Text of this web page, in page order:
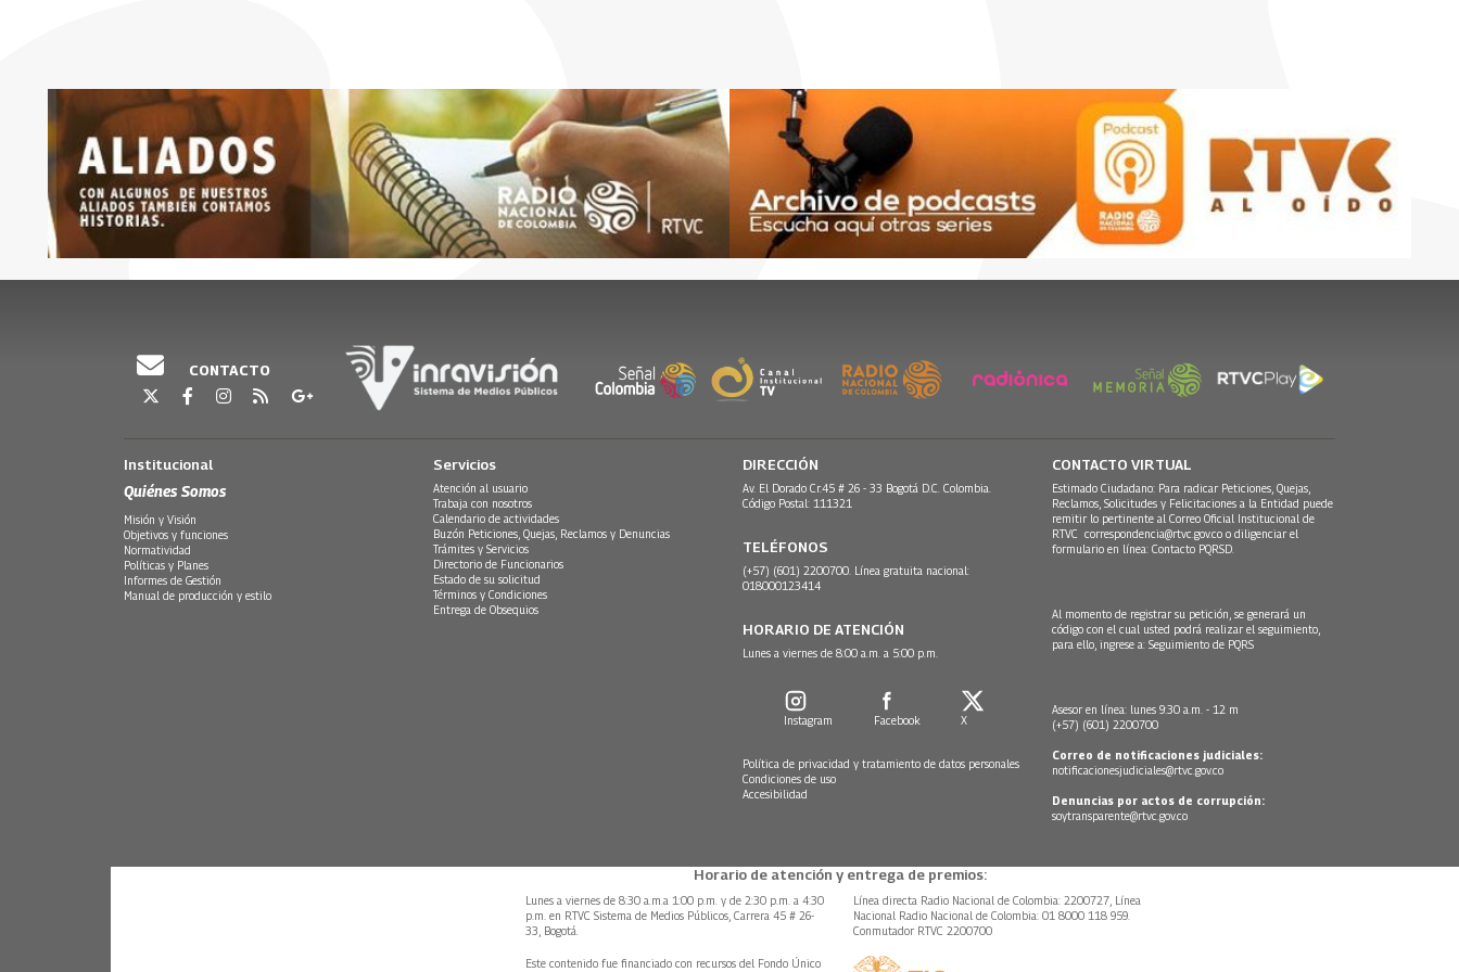
CONTACTO
Institucional
Quiénes Somos
Misión y Visión
Objetivos y funciones
Normatividad
Políticas y Planes
Informes de Gestión
Manual de producción y estilo
Servicios
Atención al usuario
Trabaja con nosotros
Calendario de actividades
Buzón Peticiones, Quejas, Reclamos y Denuncias
Trámites y Servicios
Directorio de Funcionarios
Estado de su solicitud
Términos y Condiciones
Entrega de Obsequios
DIRECCIÓN
Av. El Dorado Cr.45 # 26 - 33 Bogotá D.C. Colombia.
Código Postal: 111321
TELÉFONOS
(+57) (601) 2200700. Línea gratuita nacional:
018000123414
HORARIO DE ATENCIÓN
Lunes a viernes de 8:00 a.m. a 5:00 p.m.
Instagram Facebook X
Política de privacidad y tratamiento de datos personales
Condiciones de uso
Accesibilidad
CONTACTO VIRTUAL
Estimado Ciudadano: Para radicar Peticiones, Quejas,
Reclamos, Solicitudes y Felicitaciones a la Entidad puede
remitir lo pertinente al Correo Oficial Institucional de
RTVC correspondencia@rtvc.gov.co o diligenciar el
formulario en línea: Contacto PQRSD.
Al momento de registrar su petición, se generará un
código con el cual usted podrá realizar el seguimiento,
para ello, ingrese a: Seguimiento de PQRS
Asesor en línea: lunes 9:30 a.m. - 12 m
(+57) (601) 2200700
Correo de notificaciones judiciales:
notificacionesjudiciales@rtvc.gov.co
Denuncias por actos de corrupción:
soytransparente@rtvc.gov.co
Horario de atención y entrega de premios:
Lunes a viernes de 8:30 a.m.a 1:00 p.m. y de 2:30 p.m. a 4:30
p.m. en RTVC Sistema de Medios Públicos, Carrera 45 # 26-
33, Bogotá.
Línea directa Radio Nacional de Colombia: 2200727, Línea
Nacional Radio Nacional de Colombia: 01 8000 118 959.
Conmutador RTVC 2200700
Este contenido fue financiado con recursos del Fondo Único